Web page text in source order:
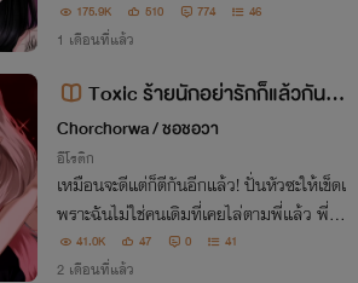
175.9K 510 774 46
1 เดือนที่แล้ว
Toxic ร้ายนักอย่ารักก็แล้วกัน
(E-Book)
Chorchorwa / ชอชอวา
อีโรติก
เหมือนจะดีแต่ก็ตีกันอีกแล้ว! ปั่นหัวซะให้เข็ดเ
พราะฉันไม่ใช่คนเดิมที่เคยไล่ตามพี่แล้ว พี่โท
บิ…41.0K 47 0 41
2 เดือนที่แล้ว